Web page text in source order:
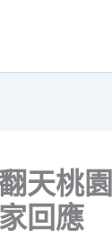
天桃
回應